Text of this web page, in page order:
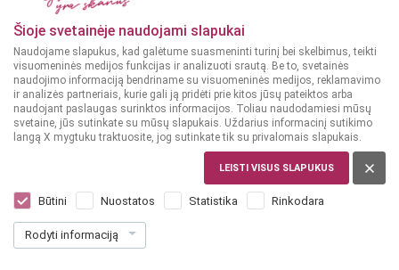
Šioje svetainėje naudojami slapukai
Naudojame slapukus, kad galėtume suasmeninti turinį bei skelbimus, teikti
visuomeninės medijos funkcijas ir analizuoti srautą. Be to, svetainės
naudojimo informaciją bendriname su visuomeninės medijos, reklamavimo
ir analizės partneriais, kurie gali ją pridėti prie kitos jūsų pateiktos arba
naudojant paslaugas surinktos informacijos. Toliau naudodamiesi mūsų
svetaine, jūs sutinkate su mūsų slapukais. Uždarius informacinį sutikimo
langą X mygtuku traktuosite, jog sutinkate tik su privalomais slapukais.
LEISTI VISUS SLAPUKUS
Būtini Nuostatos Statistika Rinkodara
Rodyti informaciją
Pasiūlymai įmonėms ir HoReCa